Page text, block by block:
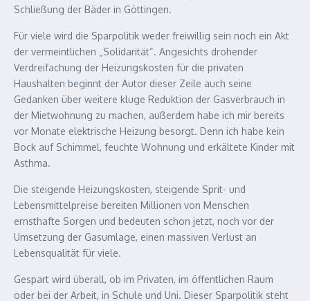
Schließung der Bäder in Göttingen.
Für viele wird die Sparpolitik weder freiwillig sein noch ein Akt
der vermeintlichen „Solidarität“. Angesichts drohender
Verdreifachung der Heizungskosten für die privaten
Haushalten beginnt der Autor dieser Zeile auch seine
Gedanken über weitere kluge Reduktion der Gasverbrauch in
der Mietwohnung zu machen, außerdem habe ich mir bereits
vor Monate elektrische Heizung besorgt. Denn ich habe kein
Bock auf Schimmel, feuchte Wohnung und erkältete Kinder mit
Asthma.
Die steigende Heizungskosten, steigende Sprit- und
Lebensmittelpreise bereiten Millionen von Menschen
ernsthafte Sorgen und bedeuten schon jetzt, noch vor der
Umsetzung der Gasumlage, einen massiven Verlust an
Lebensqualität für viele.
Gespart wird überall, ob im Privaten, im öffentlichen Raum
oder bei der Arbeit, in Schule und Uni. Dieser Sparpolitik steht